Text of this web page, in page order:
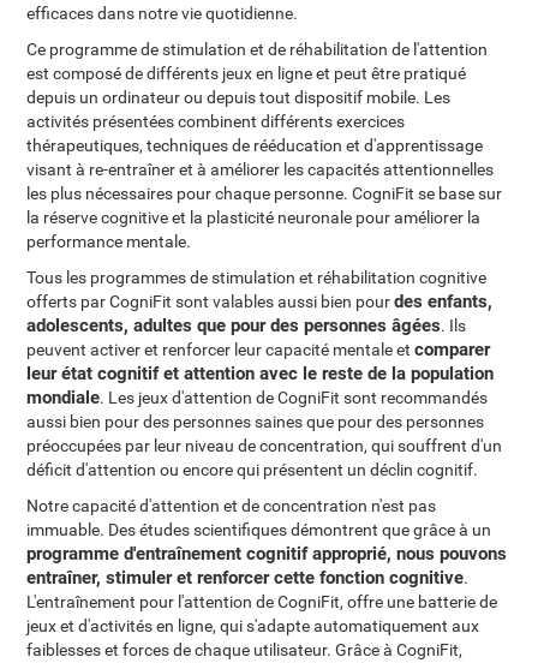
efficaces dans notre vie quotidienne.
Ce programme de stimulation et de réhabilitation de l'attention
est composé de différents jeux en ligne et peut être pratiqué
depuis un ordinateur ou depuis tout dispositif mobile. Les
activités présentées combinent différents exercices
thérapeutiques, techniques de rééducation et d'apprentissage
visant à re-entraîner et à améliorer les capacités attentionnelles
les plus nécessaires pour chaque personne. CogniFit se base sur
la réserve cognitive et la plasticité neuronale pour améliorer la
performance mentale.
Tous les programmes de stimulation et réhabilitation cognitive
offerts par CogniFit sont valables aussi bien pourdes enfants,
adolescents, adultes que pour des personnes âgées. Ils
peuvent activer et renforcer leur capacité mentale etcomparer
leur état cognitif et attention avec le reste de la population
mondiale. Les jeux d'attention de CogniFit sont recommandés
aussi bien pour des personnes saines que pour des personnes
préoccupées par leur niveau de concentration, qui souffrent d'un
déficit d'attention ou encore qui présentent un déclin cognitif.
Notre capacité d'attention et de concentration n'est pas
immuable. Des études scientifiques démontrent que grâce à un
programme d'entraînement cognitif approprié, nous pouvons
entraîner, stimuler et renforcer cette fonction cognitive.
L'entraînement pour l'attention de CogniFit, offre une batterie de
jeux et d'activités en ligne, qui s'adapte automatiquement aux
faiblesses et forces de chaque utilisateur. Grâce à CogniFit,